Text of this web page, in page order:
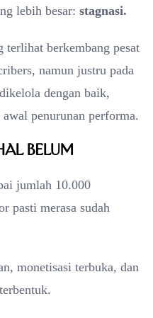
lebih besar: stagnasi.
terlihat berkembang pesat
namun justru pada
dengan baik,
penurunan performa.
Belum
jumlah 10.000
pasti merasa sudah
monetisasi terbuka, dan